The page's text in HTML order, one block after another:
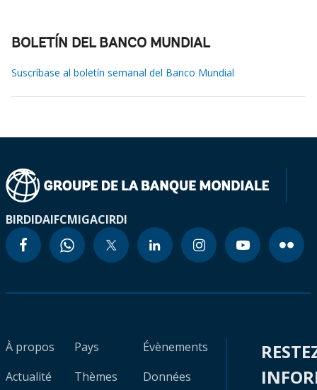
BOLETÍN DEL BANCO MUNDIAL
Suscríbase al boletín semanal del Banco Mundial
BIRDIDAIFCMIGACIRDI
À propos
Actualité
Pays
Thèmes
Évènements
Données